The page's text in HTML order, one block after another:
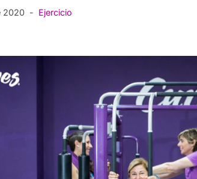
2020 Ejercicio